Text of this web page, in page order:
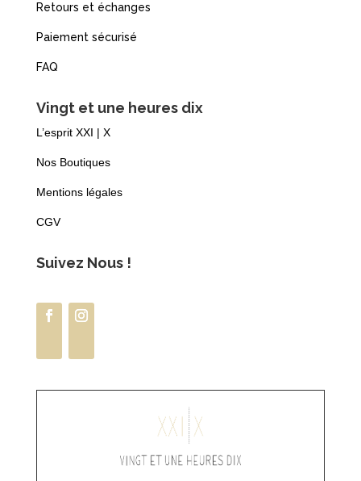
Retours et échanges
Paiement sécurisé
FAQ
Vingt et une heures dix
L’esprit XXI | X
Nos Boutiques
Mentions légales
CGV
Suivez Nous !